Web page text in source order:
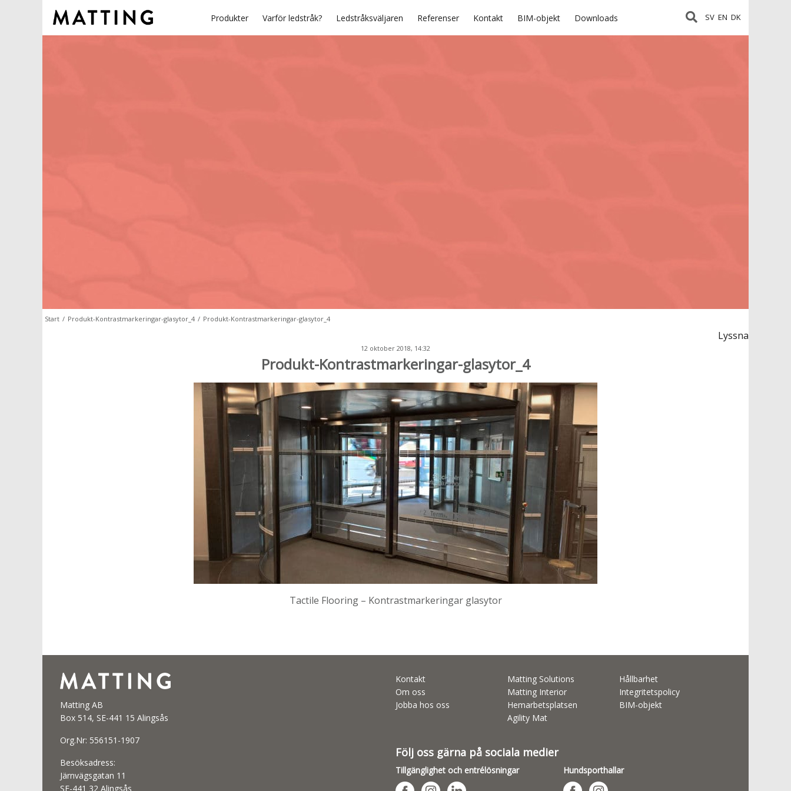
Produkter Varför ledstråk? Ledstråksväljaren Referenser Kontakt BIM-objekt Downloads SV EN DK
Start / Produkt-Kontrastmarkeringar-glasytor_4 / Produkt-Kontrastmarkeringar-glasytor_4
Lyssna
12 oktober 2018, 14:32
Produkt-Kontrastmarkeringar-glasytor_4
Tactile Flooring – Kontrastmarkeringar glasytor
Matting AB
Box 514, SE-441 15 Alingsås
Org.Nr: 556151-1907
Besöksadress:
Järnvägsgatan 11
SE-441 32 Alingsås
Kontakt
Om oss
Jobba hos oss
Matting Solutions
Matting Interior
Hemarbetsplatsen
Agility Mat
Hållbarhet
Integritetspolicy
BIM-objekt
Följ oss gärna på sociala medier
Tillgänglighet och entrélösningar Hundsporthallar